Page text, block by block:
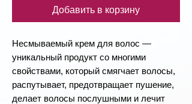
Добавить в корзину
Несмываемый крем для волос —
уникальный продукт со многими
свойствами, который смягчает волосы,
распутывает, предотвращает пушение,
делает волосы послушными и лечит